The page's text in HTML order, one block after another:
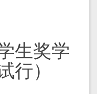
生奖学
行）